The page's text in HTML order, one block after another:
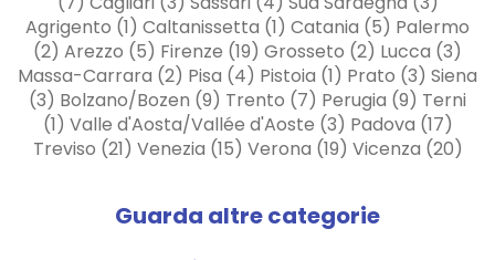
Agrigento (1) Caltanissetta (1) Catania (5) Palermo
(2) Arezzo (5) Firenze (19) Grosseto (2) Lucca (3)
Massa-Carrara (2) Pisa (4) Pistoia (1) Prato (3) Siena
(3) Bolzano/Bozen (9) Trento (7) Perugia (9) Terni
(1) Valle d'Aosta/Vallée d'Aoste (3) Padova (17)
Treviso (21) Venezia (15) Verona (19) Vicenza (20)
Guarda altre categorie